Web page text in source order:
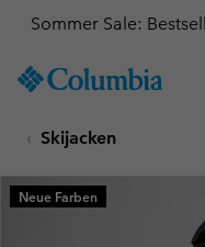
TO
SKIP
MAIN
NAV
Sommer Sale:
Skijacken
Neue Farben